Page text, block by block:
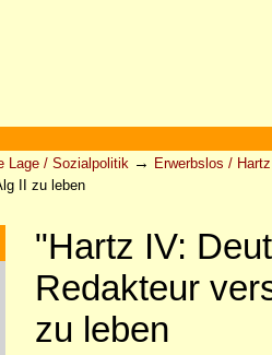
Lage / Sozialpolitik → Erwerbslos /
II zu leben
"Hartz IV:
Redakteur
zu leben